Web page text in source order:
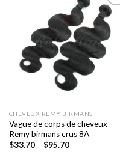
Ajouter
à la liste
de
souhaits
CHEVEUX REMY BIRMANS
Vague de corps de cheveux
Remy birmans crus 8A
$33.70– $95.70